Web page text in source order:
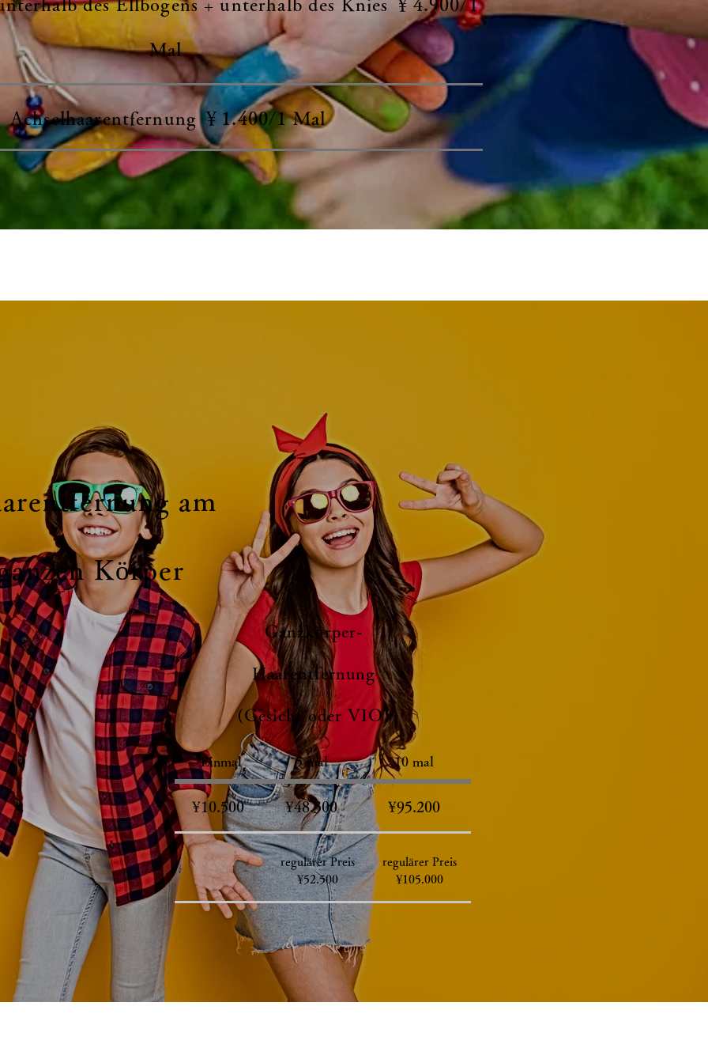
des Ellbogens + unterhalb des Knies ￥4.900/1
Mal
Achselhaarentfernung ￥1.400/1 Mal
am
Körper
Ganzkörper-
Haarentfernung
(Gesicht oder VIO)
Einmal 5 mal 10 mal
​¥10.500 ¥48.300 ¥95.200
regulärer Preis
¥52.500
regulärer Preis
¥105.000